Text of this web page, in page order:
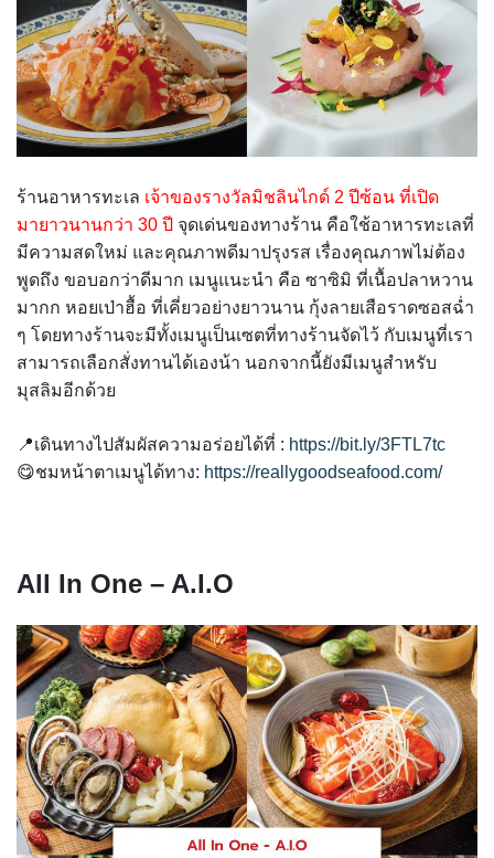
ร้านอาหารทะเล เจ้าของรางวัลมิชลินไกด์ 2 ปีซ้อน ที่เปิด
มายาวนานกว่า 30 ปี จุดเด่นของทางร้าน คือใช้อาหารทะเลที่
มีความสดใหม่ และคุณภาพดีมาปรุงรส เรื่องคุณภาพไม่ต้อง
พูดถึง ขอบอกว่าดีมาก เมนูแนะนำ คือ ซาซิมิ ที่เนื้อปลาหวาน
มากก หอยเป่าฮื้อ ที่เคี่ยวอย่างยาวนาน กุ้งลายเสือราดซอสฉ่ำ
ๆ โดยทางร้านจะมีทั้งเมนูเป็นเซตที่ทางร้านจัดไว้ กับเมนูที่เรา
สามารถเลือกสั่งทานได้เองน้า นอกจากนี้ยังมีเมนูสำหรับ
มุสลิมอีกด้วย
📍เดินทางไปสัมผัสความอร่อยได้ที่ : https://bit.ly/3FTL7tc
😋ชมหน้าตาเมนูได้ทาง: https://reallygoodseafood.com/
All In One – A.I.O